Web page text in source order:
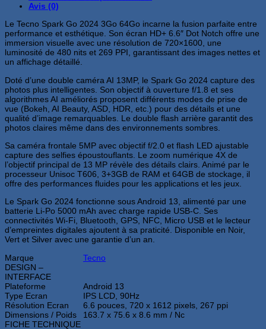
64Go
Vert
Avis (0)
Le Tecno Spark Go 2024 3Go 64Go incarne la fusion parfaite entre
performance et esthétique. Son écran HD+ 6.6″ Dot Notch offre une
immersion visuelle avec une résolution de 720×1600, une
luminosité de 480 nits et 269 PPI, garantissant des images nettes et
un affichage détaillé.
Doté d’une double caméra AI 13MP, le Spark Go 2024 capture des
photos plus intelligentes. Son objectif à ouverture f/1.8 et ses
algorithmes AI améliorés proposent différents modes de prise de
vue (Bokeh, AI Beauty, ASD, HDR, etc.) pour des détails et une
qualité d’image remarquables. Le double flash arrière garantit des
photos claires même dans des environnements sombres.
Sa caméra frontale 5MP avec objectif f/2.0 et flash LED ajustable
capture des selfies époustouflants. Le zoom numérique 4X de
l’objectif principal de 13 MP révèle des détails clairs. Animé par le
processeur Unisoc T606, 3+3GB de RAM et 64GB de stockage, il
offre des performances fluides pour les applications et les jeux.
Le Spark Go 2024 fonctionne sous Android 13, alimenté par une
batterie Li-Po 5000 mAh avec charge rapide USB-C. Ses
connectivités Wi-Fi, Bluetooth, GPS, NFC, Micro USB et le lecteur
d’empreintes digitales ajoutent à sa praticité. Disponible en Noir,
Vert et Silver avec une garantie d’un an.
Marque
Tecno
DESIGN –
INTERFACE
Plateforme
Android 13
Type Ecran
IPS LCD, 90Hz
Résolution Ecran
6.6 pouces, 720 x 1612 pixels, 267 ppi
Dimensions / Poids
163.7 x 75.6 x 8.6 mm / Nc
FICHE TECHNIQUE